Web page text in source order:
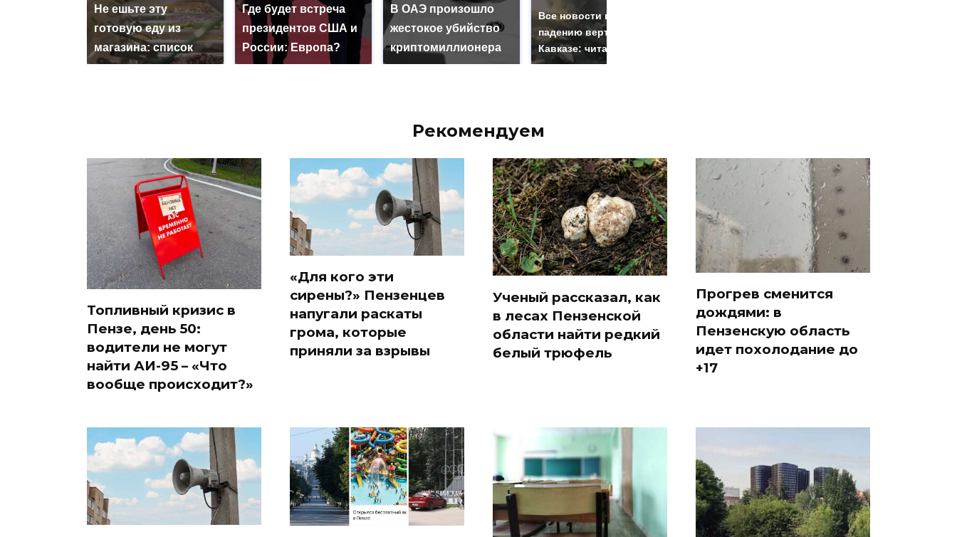
Не ешьте эту
готовую еду из
магазина: список
Где будет встреча
президентов США и
России: Европа?
В ОАЭ произошло
жестокое убийство
криптомиллионера
Все новости по
падению вертолета на
Кавказе: читать здесь
Рекомендуем
Топливный кризис в
Пензе, день 50:
водители не могут
найти АИ-95 – «Что
вообще происходит?»
«Для кого эти
сирены?» Пензенцев
напугали раскаты
грома, которые
приняли за взрывы
Ученый рассказал, как
в лесах Пензенской
области найти редкий
белый трюфель
Прогрев сменится
дождями: в
Пензенскую область
идет похолодание до
+17